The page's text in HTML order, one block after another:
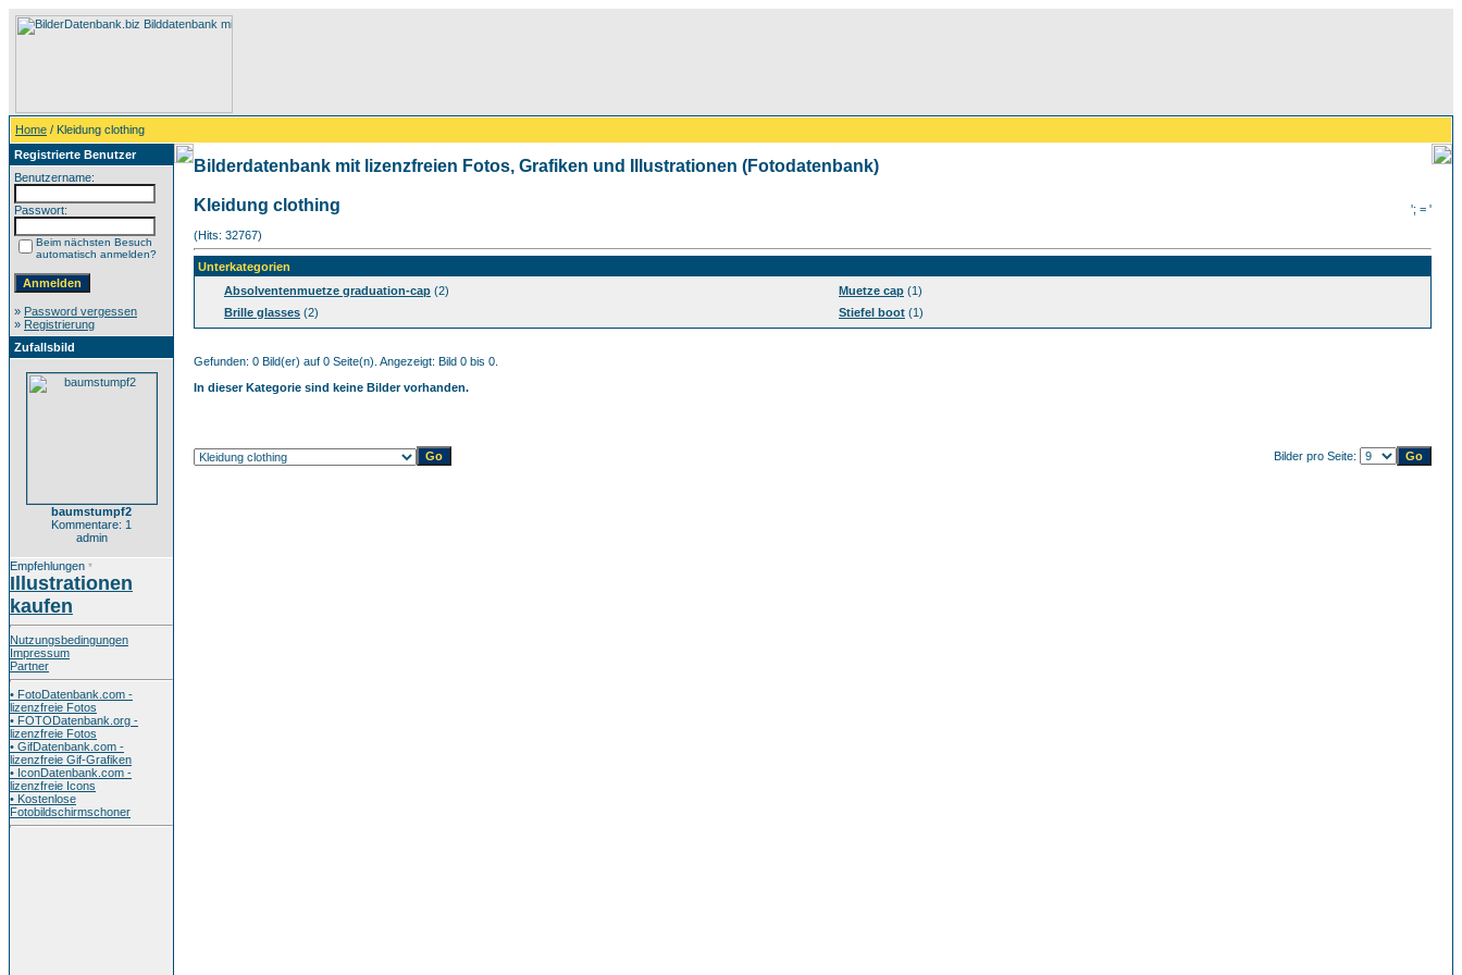
Home / Kleidung clothing
Registrierte Benutzer
Benutzername:
Passwort:
Beim nächsten Besuch
automatisch anmelden?
» Password vergessen
» Registrierung
Zufallsbild
baumstumpf2
Kommentare: 1
admin
Empfehlungen *
Illustrationen
kaufen
Nutzungsbedingungen
Impressum
Partner
• FotoDatenbank.com -
lizenzfreie Fotos
• FOTODatenbank.org -
lizenzfreie Fotos
• GifDatenbank.com -
lizenzfreie Gif-Grafiken
• IconDatenbank.com -
lizenzfreie Icons
• Kostenlose
Fotobildschirmschoner
Bilderdatenbank mit lizenzfreien Fotos, Grafiken und Illustrationen (Fotodatenbank)
Kleidung clothing
'; = '
(Hits: 32767)
Unterkategorien
Absolventenmuetze graduation-cap (2)
Brille glasses (2)
Muetze cap (1)
Stiefel boot (1)
Gefunden: 0 Bild(er) auf 0 Seite(n). Angezeigt: Bild 0 bis 0.
In dieser Kategorie sind keine Bilder vorhanden.
Bilder pro Seite: